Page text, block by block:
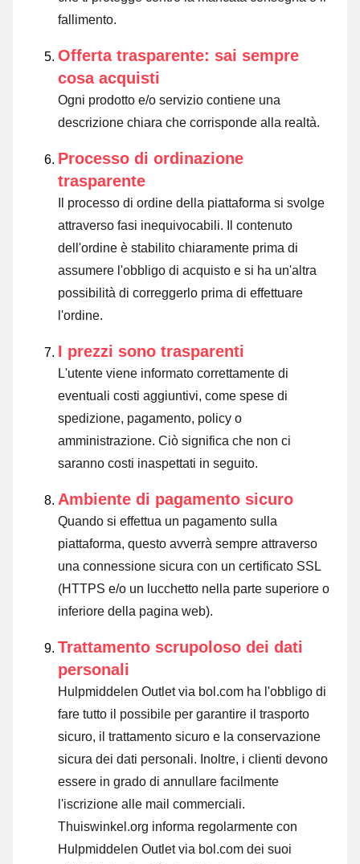
fallimento.
Offerta trasparente: sai sempre
cosa acquisti
Ogni prodotto e/o servizio contiene una
descrizione chiara che corrisponde alla realtà.
Processo di ordinazione
trasparente
Il processo di ordine della piattaforma si svolge
attraverso fasi inequivocabili. Il contenuto
dell'ordine è stabilito chiaramente prima di
assumere l'obbligo di acquisto e si ha un'altra
possibilità di correggerlo prima di effettuare
l'ordine.
I prezzi sono trasparenti
L'utente viene informato correttamente di
eventuali costi aggiuntivi, come spese di
spedizione, pagamento, policy o
amministrazione. Ciò significa che non ci
saranno costi inaspettati in seguito.
Ambiente di pagamento sicuro
Quando si effettua un pagamento sulla
piattaforma, questo avverrà sempre attraverso
una connessione sicura con un certificato SSL
(HTTPS e/o un lucchetto nella parte superiore o
inferiore della pagina web).
Trattamento scrupoloso dei dati
personali
Hulpmiddelen Outlet via bol.com ha l'obbligo di
fare tutto il possibile per garantire il trasporto
sicuro, il trattamento sicuro e la conservazione
sicura dei dati personali. Inoltre, i clienti devono
essere in grado di annullare facilmente
l'iscrizione alle mail commerciali.
Thuiswinkel.org informa regolarmente con
Hulpmiddelen Outlet via bol.com dei suoi